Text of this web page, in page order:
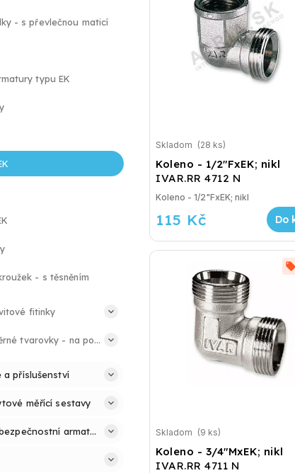
- s převlečnou maticí
typu EK
- s těsněním
fitinky
mosazné svěrné tvarovky - na potrubí PE
a příslušenství
měřící sestavy
regulační a bezpečnostní armatury
Koleno - 1/2"FxEK; nikl
IVAR.RR 4712 N
Skladom (28 ks)
115 Kč Do
Koleno - 1/2"FxEK; nikl
Koleno - 3/4"MxEK; nikl
IVAR.RR 4711 N
Skladom (9 ks)